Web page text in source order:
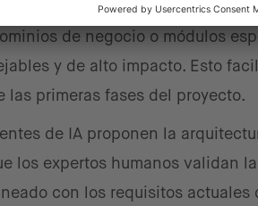
de negocio o módulos
y de alto impacto. Esto
primeras fases del proyecto.
de IA proponen la
los expertos humanos validan
con los requisitos actuales